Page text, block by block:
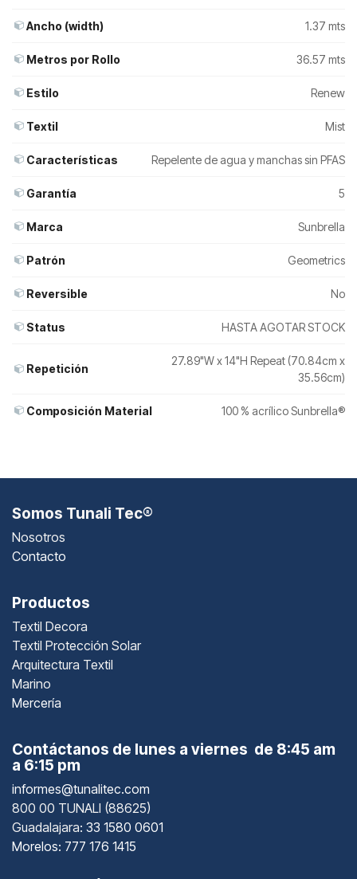
Ancho (width) 1.37 mts
Metros por Rollo 36.57 mts
Estilo Renew
Textil Mist
Características Repelente de agua y manchas sin PFAS
Garantía 5
Marca Sunbrella
Patrón Geometrics
Reversible No
Status HASTA AGOTAR STOCK
Repetición
27.89"W x 14"H Repeat (70.84cm x
35.56cm)
Composición Material 100 % acrílico Sunbrella®
Somos Tunali Tec®
Nosotros
Contacto
Productos
Textil Decora
Textil Protección Solar
Arquitectura Textil
Marino
Mercería
Contáctanos de lunes a viernes de 8:45 am
a 6:15 pm
informes@tunalitec.com
800 00 TUNALI (88625)
Guadalajara: 33 1580 0601
Morelos: 777 176 1415